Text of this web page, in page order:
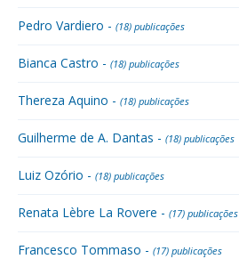
Pedro Vardiero - (18) publicações
Bianca Castro - (18) publicações
Thereza Aquino - (18) publicações
Guilherme de A. Dantas - (18) publicações
Luiz Ozório - (18) publicações
Renata Lèbre La Rovere - (17) publicações
Francesco Tommaso - (17) publicações